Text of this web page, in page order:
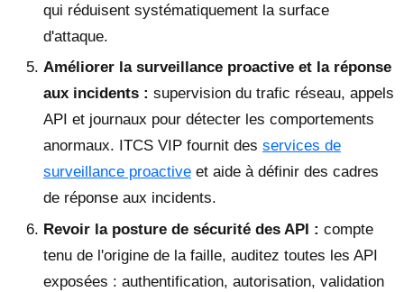
qui réduisent systématiquement la surface
d'attaque.
Améliorer la surveillance proactive et la réponse
aux incidents : supervision du trafic réseau, appels
API et journaux pour détecter les comportements
anormaux. ITCS VIP fournit des services de
surveillance proactive et aide à définir des cadres
de réponse aux incidents.
Revoir la posture de sécurité des API : compte
tenu de l'origine de la faille, auditez toutes les API
exposées : authentification, autorisation, validation